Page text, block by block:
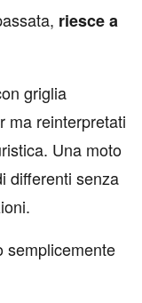
riesce a
griglia
ma reinterpretati
Una moto
differenti senza
semplicemente